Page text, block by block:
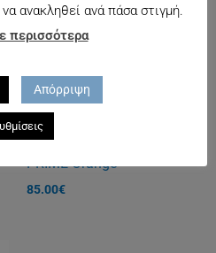
PRIME Orange
85.00€
ανακληθεί ανά πάσα στιγμή.
περισσότερα
Απόρριψη